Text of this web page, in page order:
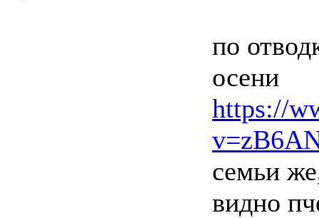
по
осени
https://
семьи
видно